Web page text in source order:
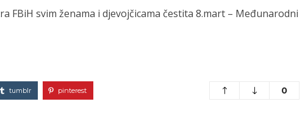
FBiH svim ženama i djevojčicama čestita 8.mart – Međunarodni
tumblr pinterest 0